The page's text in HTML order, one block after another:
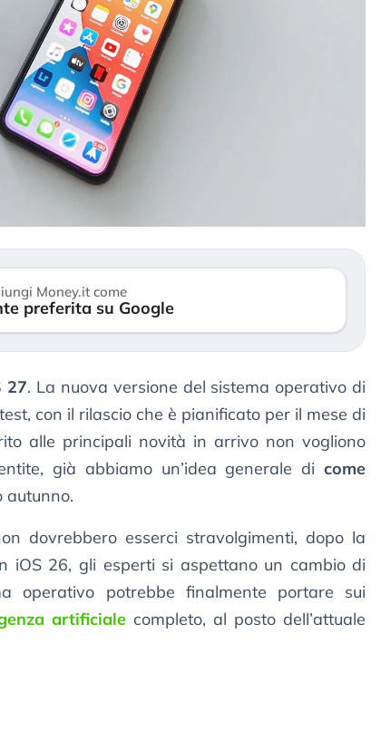
Money.it come
preferita su Google
27. La nuova versione del sistema operativo di
con il rilascio che è pianificato per il mese di
alle principali novità in arrivo non vogliono
già abbiamo un’idea generale dicome
dovrebbero esserci stravolgimenti, dopo la
iOS 26, gli esperti si aspettano un cambio di
operativo potrebbe finalmente portare sui
artificialecompleto, al posto dell’attuale
della bolla AI
Kospi, mentre gli investitori retail (…)
30 luglio 2026